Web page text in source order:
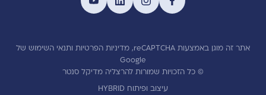
אתר זה מוגן באמצעות reCAPTCHA, מדיניות הפרטיות ותנאי השימוש של
Google
© כל הזכויות שמורות להרצליה מדיקל סנטר
עיצוב ופיתוח HYBRID